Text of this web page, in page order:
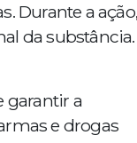
Durante a ação,
da substância.
garantir a
e drogas